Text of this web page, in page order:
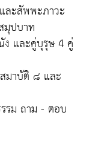
ละสัพพะภาวะ
มุปบาท
ง และคู่บุรุษ 4 คู่
มาบัติ ๘ และ
ม ถาม - ตอบ